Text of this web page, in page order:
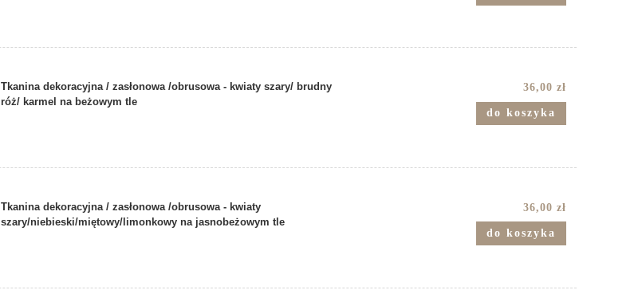
Tkanina dekoracyjna / zasłonowa /obrusowa - kwiaty szary/ brudny
róż/ karmel na beżowym tle
36,00 zł
do koszyka
Tkanina dekoracyjna / zasłonowa /obrusowa - kwiaty
szary/niebieski/miętowy/limonkowy na jasnobeżowym tle
36,00 zł
do koszyka